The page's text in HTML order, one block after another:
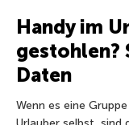
Handy im
gestohlen?
Daten
Wenn es eine